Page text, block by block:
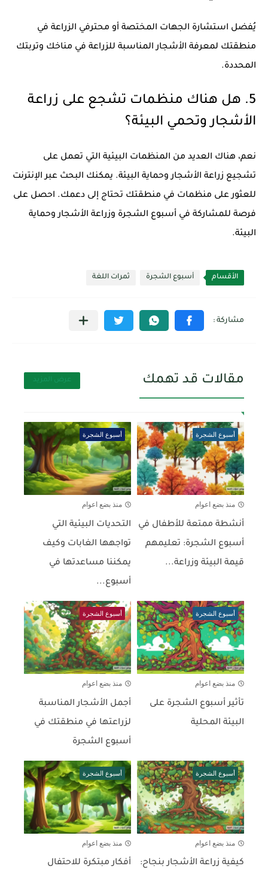
يُفضل استشارة الجهات المختصة أو محترفي الزراعة في
منطقتك لمعرفة الأشجار المناسبة للزراعة في مناخك وتربتك
المحددة.
5. هل هناك منظمات تشجع على زراعة
الأشجار وتحمي البيئة؟
نعم، هناك العديد من المنظمات البيئية التي تعمل على
تشجيع زراعة الأشجار وحماية البيئة. يمكنك البحث عبر الإنترنت
للعثور على منظمات في منطقتك تحتاج إلى دعمك. احصل على
فرصة للمشاركة في أسبوع الشجرة وزراعة الأشجار وحماية
البيئة.
الأقسام أسبوع الشجرة ثمرات اللغة
مقالات قد تهمك عرض المزيد
أسبوع الشجرة
منذ بضع اعوام
أنشطة ممتعة للأطفال في
أسبوع الشجرة: تعليمهم
قيمة البيئة وزراعة...
أسبوع الشجرة
منذ بضع اعوام
التحديات البيئية التي
تواجهها الغابات وكيف
يمكننا مساعدتها في
أسبوع...
أسبوع الشجرة
منذ بضع اعوام
تأثير أسبوع الشجرة على
البيئة المحلية
أسبوع الشجرة
منذ بضع اعوام
أجمل الأشجار المناسبة
لزراعتها في منطقتك في
أسبوع الشجرة
أسبوع الشجرة
منذ بضع اعوام
كيفية زراعة الأشجار بنجاح:
أسبوع الشجرة
منذ بضع اعوام
أفكار مبتكرة للاحتفال